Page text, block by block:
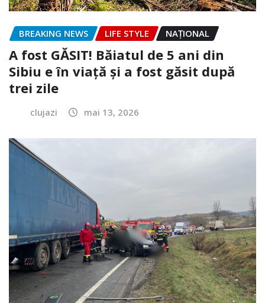
BREAKING NEWS LIFE STYLE NAŢIONAL
A fost GĂSIT! Băiatul de 5 ani din
Sibiu e în viață și a fost găsit după
trei zile
clujazi mai 13, 2026